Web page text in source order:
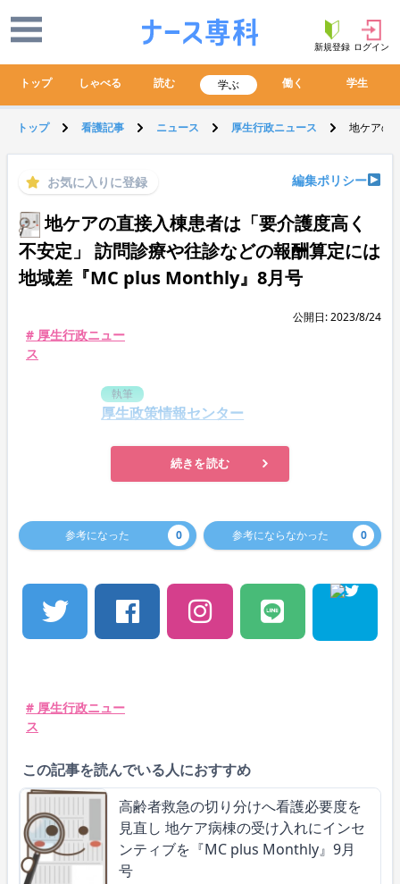
新規登録 ログイン
トップ しゃべる 読む 学ぶ 働く 学生
トップ 看護記事 ニュース 厚生行政ニュース 地ケアの
お気に入りに登録 編集ポリシー
地ケアの直接入棟患者は「要介護度高く
不安定」 訪問診療や往診などの報酬算定には
地域差『MC plus Monthly』8月号
公開日: 2023/8/24
# 厚生行政ニュー
ス
執筆
厚生政策情報センター
続きを読む
参考になった 0 参考にならなかった 0
# 厚生行政ニュー
ス
この記事を読んでいる人におすすめ
高齢者救急の切り分けへ看護必要度を
見直し 地ケア病棟の受け入れにインセ
ンティブを『MC plus Monthly』9月
号